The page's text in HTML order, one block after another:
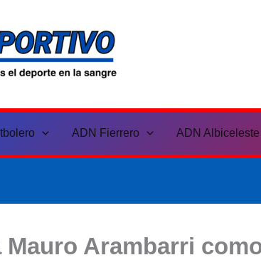
ADN Fierrero ADN Albiceleste
Mauro Arambarri